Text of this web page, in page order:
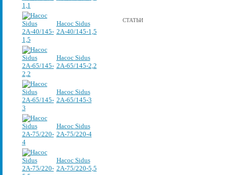
Насос Sidus
2А-40/145-1,5
Насос Sidus
2А-65/145-2,2
Насос Sidus
2А-65/145-3
Насос Sidus
2А-75/220-4
Насос Sidus
2А-75/220-5,5
СТАТЬИ